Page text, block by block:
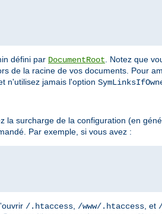
défini par DocumentRoot. Notez que
de la racine de vos documents. Pour
n'utilisez jamais l'option
la surcharge de la configuration (en
Par exemple, si vous avez :
/.htaccess /www/.htaccess , et